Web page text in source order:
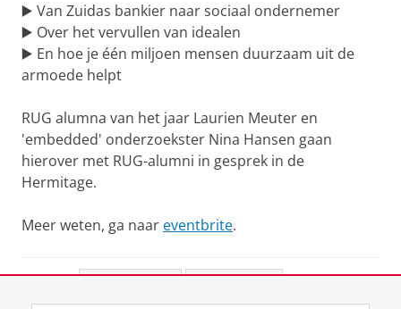
▶️ Van Zuidas bankier naar sociaal ondernemer
▶️ Over het vervullen van idealen
▶️ En hoe je één miljoen mensen duurzaam uit de
armoede helpt
RUG alumna van het jaar Laurien Meuter en
'embedded' onderzoekster Nina Hansen gaan
hierover met RUG-alumni in gesprek in de
Hermitage.
Meer weten, ga naar eventbrite.